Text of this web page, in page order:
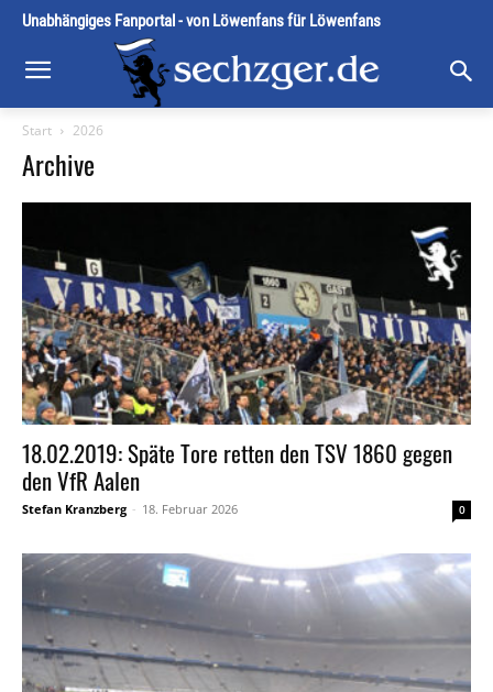
Unabhängiges Fanportal - von Löwenfans für Löwenfans
Start 2026
Archive
18.02.2019: Späte Tore retten den TSV 1860 gegen
den VfR Aalen
Stefan Kranzberg - 18. Februar 2026 0